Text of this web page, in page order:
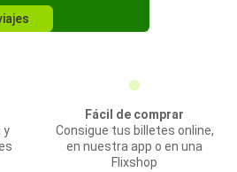
y
Fácil de comprar
Consigue tus billetes online,
en nuestra app o en una
Flixshop